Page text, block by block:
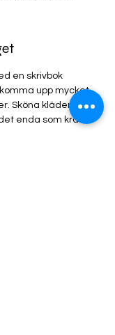
en skrivbok
upp mycket
Sköna kläder och
enda som krävs.